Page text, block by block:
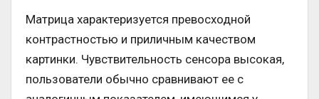
Матрица характеризуется превосходной
контрастностью и приличным качеством
картинки. Чувствительность сенсора высокая,
пользователи обычно сравнивают ее с